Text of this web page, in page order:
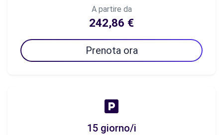
A partire da
242,86 €
Prenota ora
15 giorno/i